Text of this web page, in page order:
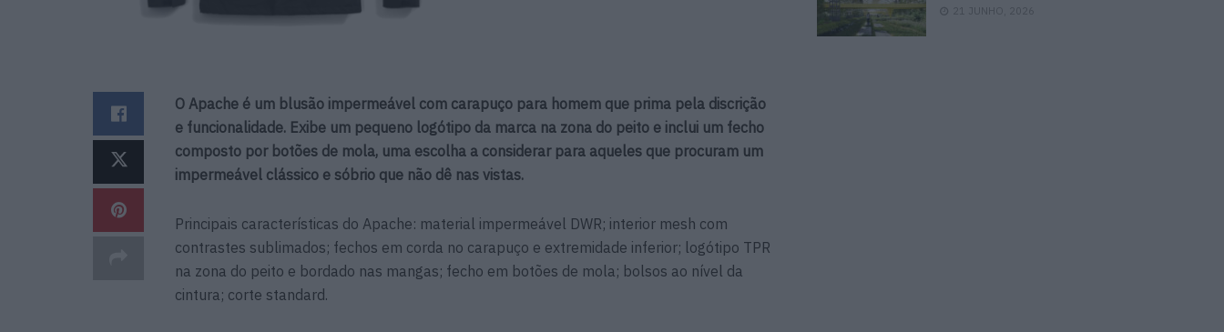
O Apache é um blusão impermeável com carapuço para homem que prima pela discrição
e funcionalidade. Exibe um pequeno logótipo da marca na zona do peito e inclui um fecho
composto por botões de mola, uma escolha a considerar para aqueles que procuram um
impermeável clássico e sóbrio que não dê nas vistas.
Principais características do Apache: material impermeável DWR; interior mesh com
contrastes sublimados; fechos em corda no carapuço e extremidade inferior; logótipo TPR
na zona do peito e bordado nas mangas; fecho em botões de mola; bolsos ao nível da
cintura; corte standard.
21 JUNHO, 2026